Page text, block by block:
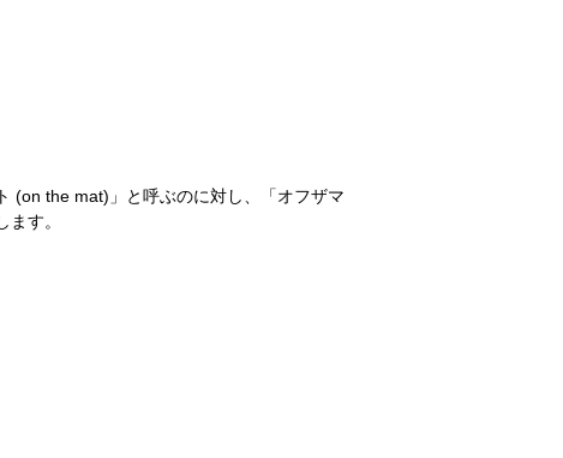
(on the mat)」と呼ぶのに対し、「オフザマ
す。